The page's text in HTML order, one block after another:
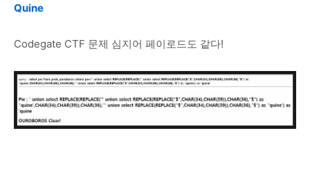
Quine
Codegate CTF 문제 심지어 페이로드도 같다!